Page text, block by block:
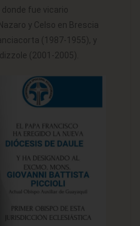
fue vicario
y Celso en Brescia
(1987-1955), y
(2001-2005).